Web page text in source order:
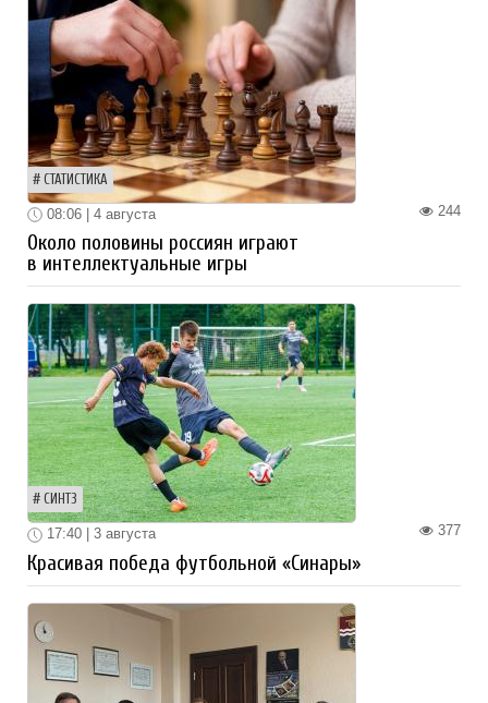
СТАТИСТИКА
244
08:06 | 4 августа
Около половины россиян играют
в интеллектуальные игры
СИНТЗ
377
17:40 | 3 августа
Красивая победа футбольной «Синары»